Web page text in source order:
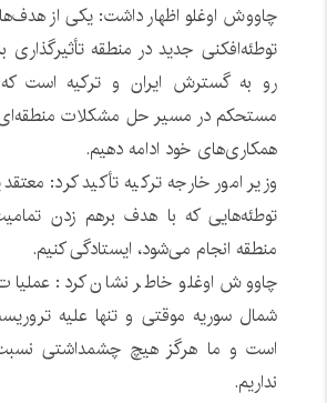
چاووش اوغلو اظهار داشت: یکی از
توطئه‌افکنی جدید در منطقه تأثیرگذاری
رو به گسترش ایران و ترکیه است که
مستحکم در مسیر حل مشکلات منطقه‌ای
همکاری‌های خود ادامه دهیم.
وزیر امور خارجه ترکیه تأکید کرد:
توطئه‌هایی که با هدف برهم زدن
منطقه انجام می‌شود، ایستادگی کنیم.
چاووش اوغلو خاطر نشان کرد:
شمال سوریه موقتی و تنها علیه
است و ما هرگز هیچ چشمداشتی
نداریم.